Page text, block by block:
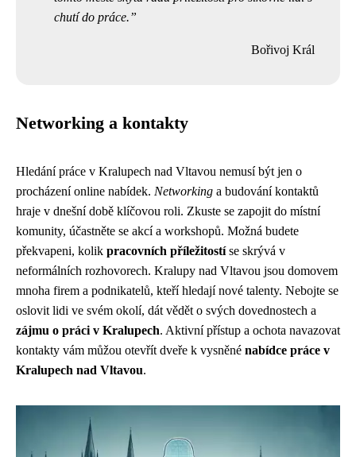
chutí do práce.
Bořivoj Král
Networking a kontakty
Hledání práce v Kralupech nad Vltavou nemusí být jen o
procházení online nabídek. Networking a budování kontaktů
hraje v dnešní době klíčovou roli. Zkuste se zapojit do místní
komunity, účastněte se akcí a workshopů. Možná budete
překvapeni, kolik pracovních příležitostíse skrývá v
neformálních rozhovorech. Kralupy nad Vltavou jsou domovem
mnoha firem a podnikatelů, kteří hledají nové talenty. Nebojte se
oslovit lidi ve svém okolí, dát vědět o svých dovednostech a
zájmu o práci v Kralupech. Aktivní přístup a ochota navazovat
kontakty vám můžou otevřít dveře k vysněné nabídce práce v
Kralupech nad Vltavou.